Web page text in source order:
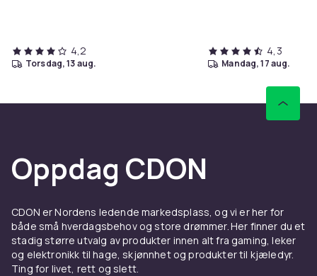
4,2
torsdag, 13 aug.
4,3
mandag, 17 aug.
Oppdag CDON
CDON er Nordens ledende markedsplass, og vi er her for
både små hverdagsbehov og store drømmer. Her finner du et
stadig større utvalg av produkter innen alt fra gaming, leker
og elektronikk til hage, skjønnhet og produkter til kjæledyr.
Ting for livet, rett og slett.